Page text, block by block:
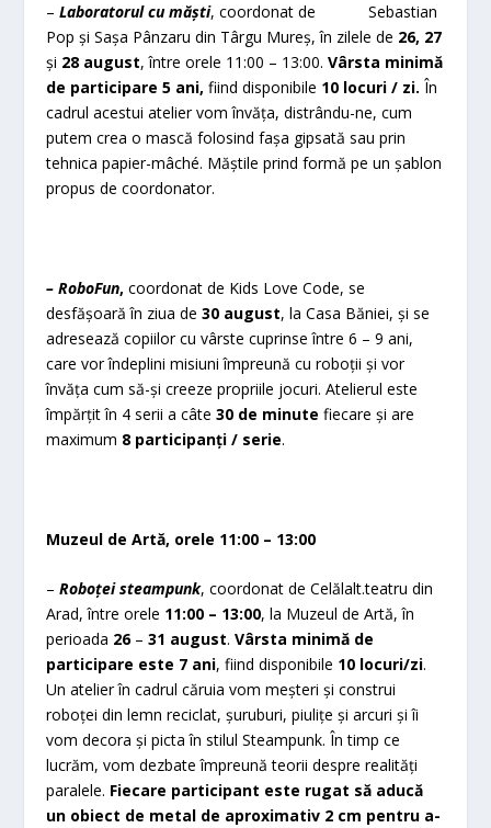
–Laboratorul cu măști, coordonat de Sebastian
Pop și Sașa Pânzaru din Târgu Mureș, în zilele de 26, 27
și 28 august, între orele 11:00 – 13:00.Vârsta minimă
de participare 5 ani,fiind disponibile 10 locuri / zi. În
cadrul acestui atelier vom învăța, distrându-ne, cum
putem crea o mască folosind fașa gipsată sau prin
tehnica papier-mâché. Măștile prind formă pe un șablon
propus de coordonator.
– RoboFun,coordonat de Kids Love Code, se
desfășoară în ziua de30 august, la Casa Băniei, și se
adresează copiilor cu vârste cuprinse între 6 – 9 ani,
care vor îndeplini misiuni împreună cu roboții și vor
învăța cum să-și creeze propriile jocuri. Atelierul este
împărțit în 4 serii a câte30 de minutefiecare și are
maximum 8 participanți / serie.
Muzeul de Artă, orele 11:00 – 13:00
–Roboței steampunk, coordonat de Celălalt.teatru din
Arad, între orele 11:00 – 13:00, la Muzeul de Artă, în
perioada 26 – 31 august.Vârsta minimă de
participare este 7 ani, fiind disponibile 10 locuri/zi.
Un atelier în cadrul căruia vom meșteri și construi
roboței din lemn reciclat, șuruburi, piulițe și arcuri și îi
vom decora și picta în stilul Steampunk. În timp ce
lucrăm, vom dezbate împreună teorii despre realități
paralele. Fiecare participant este rugat să aducă
un obiect de metal de aproximativ 2 cm pentru a-